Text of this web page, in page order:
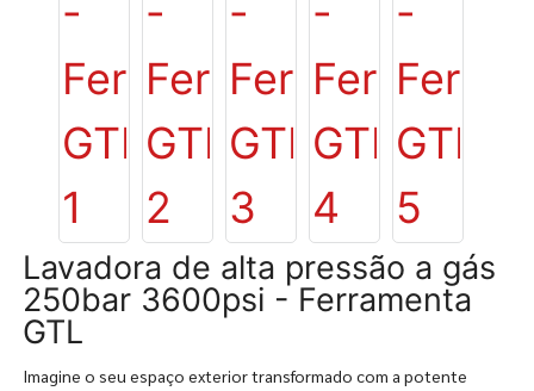
Lavadora de alta pressão a gás
250bar 3600psi - Ferramenta
GTL
Imagine o seu espaço exterior transformado com a potente